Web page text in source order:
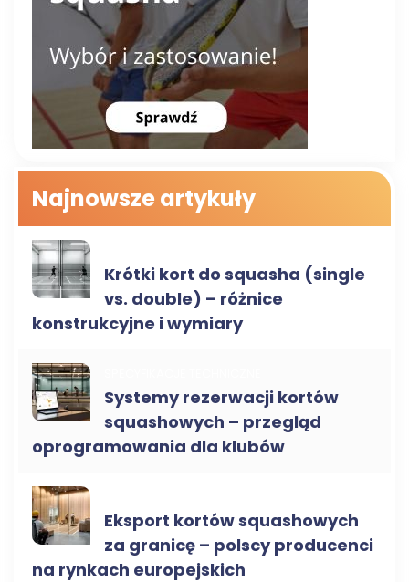
Najnowsze artykuły
Krótki kort do squasha (single
vs. double) – różnice
konstrukcyjne i wymiary
Systemy rezerwacji kortów
squashowych – przegląd
oprogramowania dla klubów
Eksport kortów squashowych
za granicę – polscy producenci
na rynkach europejskich